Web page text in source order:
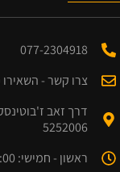
077-2304918
צרו קשר - השאירו
5252006
ראשון - חמישי: 8:00 - 20:00